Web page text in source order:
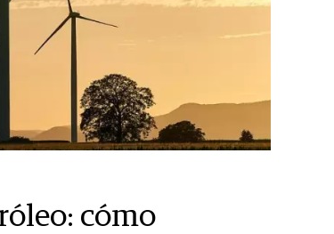
cómo